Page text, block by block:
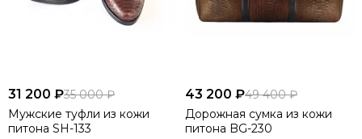
31 200 ₽35 000 ₽
Мужские туфли из кожи
питона SH-133
43 200 ₽49 400 ₽
Дорожная сумка из кожи
питона BG-230